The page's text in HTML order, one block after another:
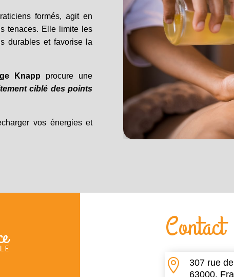
formés, agit en
tenaces. Elle limite les
durables et favorise la
Knapp procure une
ciblé des points
vos énergies et
Contact
 307 rue
63000,